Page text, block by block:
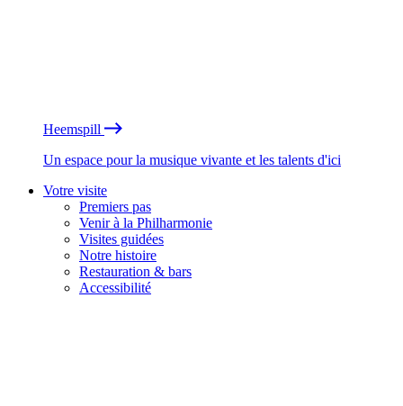
Heemspill
Un espace pour la musique vivante et les talents d'ici
Votre visite
Premiers pas
Venir à la Philharmonie
Visites guidées
Notre histoire
Restauration & bars
Accessibilité